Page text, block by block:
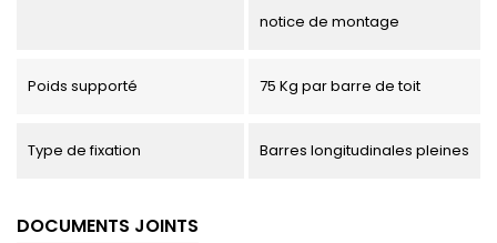
notice de montage
Poids supporté 75 Kg par barre de toit
Type de fixation Barres longitudinales pleines
DOCUMENTS JOINTS